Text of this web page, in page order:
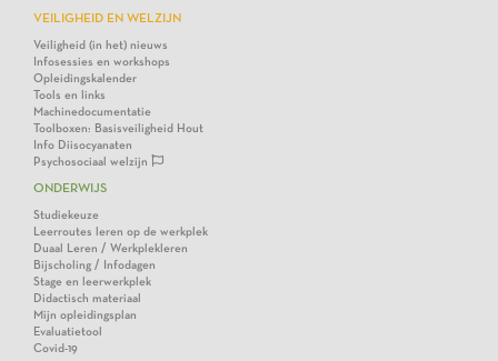
VEILIGHEID EN WELZIJN
Veiligheid (in het) nieuws
Infosessies en workshops
Opleidingskalender
Tools en links
Machinedocumentatie
Toolboxen: Basisveiligheid Hout
Info Diisocyanaten
Psychosociaal welzijn
ONDERWIJS
Studiekeuze
Leerroutes leren op de werkplek
Duaal Leren / Werkplekleren
Bijscholing / Infodagen
Stage en leerwerkplek
Didactisch materiaal
Mijn opleidingsplan
Evaluatietool
Covid-19